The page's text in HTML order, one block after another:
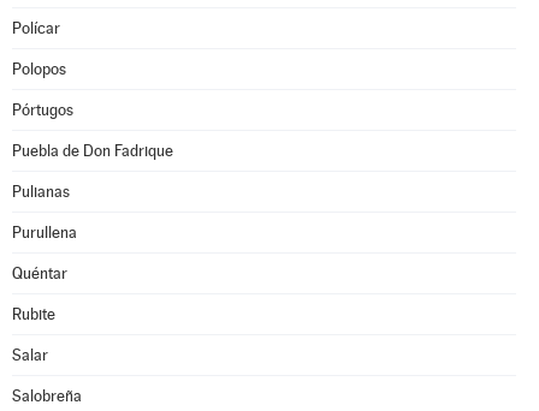
Polícar
Polopos
Pórtugos
Puebla de Don Fadrique
Pulianas
Purullena
Quéntar
Rubite
Salar
Salobreña